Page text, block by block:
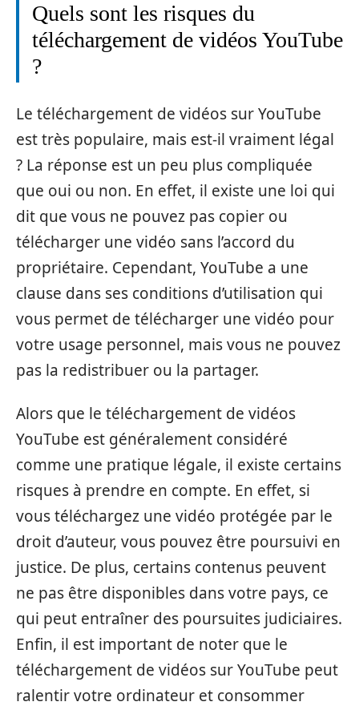
Quels sont les risques du
téléchargement de vidéos YouTube
?
Le téléchargement de vidéos sur YouTube
est très populaire, mais est-il vraiment légal
? La réponse est un peu plus compliquée
que oui ou non. En effet, il existe une loi qui
dit que vous ne pouvez pas copier ou
télécharger une vidéo sans l’accord du
propriétaire. Cependant, YouTube a une
clause dans ses conditions d’utilisation qui
vous permet de télécharger une vidéo pour
votre usage personnel, mais vous ne pouvez
pas la redistribuer ou la partager.
Alors que le téléchargement de vidéos
YouTube est généralement considéré
comme une pratique légale, il existe certains
risques à prendre en compte. En effet, si
vous téléchargez une vidéo protégée par le
droit d’auteur, vous pouvez être poursuivi en
justice. De plus, certains contenus peuvent
ne pas être disponibles dans votre pays, ce
qui peut entraîner des poursuites judiciaires.
Enfin, il est important de noter que le
téléchargement de vidéos sur YouTube peut
ralentir votre ordinateur et consommer